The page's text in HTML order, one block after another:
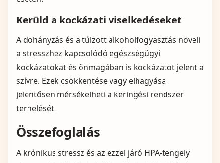
Kerüld a kockázati viselkedéseket
A dohányzás és a túlzott alkoholfogyasztás növeli
a stresszhez kapcsolódó egészségügyi
kockázatokat és önmagában is kockázatot jelent a
szívre. Ezek csökkentése vagy elhagyása
jelentősen mérsékelheti a keringési rendszer
terhelését.
Összefoglalás
A krónikus stressz és az ezzel járó HPA‑tengely